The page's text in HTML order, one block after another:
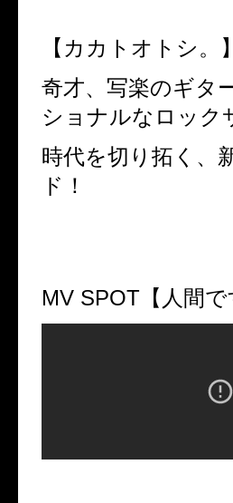
【カカトオトシ。
奇才、写楽のギタ
ショナルなロック
時代を切り拓く、
ド！
MV SPOT【人間で